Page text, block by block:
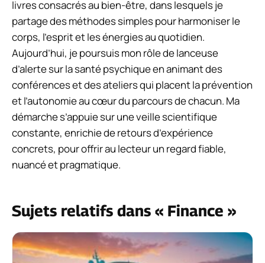
livres consacrés au bien-être, dans lesquels je
partage des méthodes simples pour harmoniser le
corps, l’esprit et les énergies au quotidien.
Aujourd’hui, je poursuis mon rôle de lanceuse
d’alerte sur la santé psychique en animant des
conférences et des ateliers qui placent la prévention
et l’autonomie au cœur du parcours de chacun. Ma
démarche s’appuie sur une veille scientifique
constante, enrichie de retours d’expérience
concrets, pour offrir au lecteur un regard fiable,
nuancé et pragmatique.
Sujets relatifs dans « Finance »